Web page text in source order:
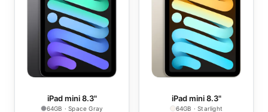
iPad mini 8.3"
64GB · Space Gray
iPad mini 8.3"
64GB · Starlight